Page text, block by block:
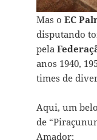
Mas o EC
disputando
pela
anos 1940,
times de
Aqui, um
de
Amador: